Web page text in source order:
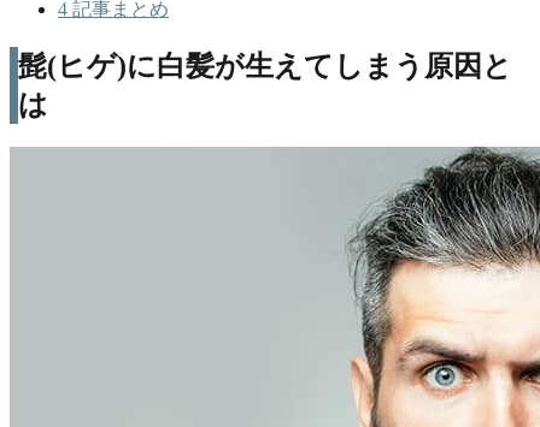
4 記事まとめ
髭(ヒゲ)に白髪が生えてしまう原因と
は